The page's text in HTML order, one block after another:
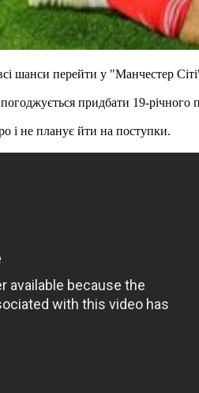
шанси перейти у "Манчестер
придбати 19-річного
і не планує йти на поступки.